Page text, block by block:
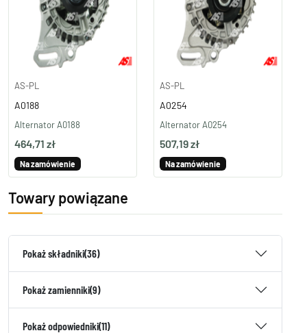
AS-PL
A0188
Alternator A0188
464,71 zł
Na zamówienie
AS-PL
A0254
Alternator A0254
507,19 zł
Na zamówienie
Towary powiązane
Pokaż składniki(36)
Pokaż zamienniki(9)
Pokaż odpowiedniki(11)